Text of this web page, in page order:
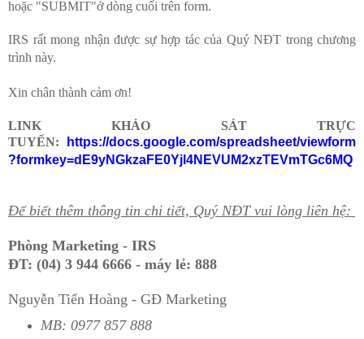
hoặc "SUBMIT"ở dòng cuối trên form.
IRS rất mong nhận được sự hợp tác của Quý NĐT trong chương
trình này.
Xin chân thành cảm ơn!
LINK KHẢO SÁT TRỰC
TUYẾN:
https://docs.google.com/spreadsheet/viewform
?formkey=dE9yNGkzaFE0Yjl4NEVUM2xzTEVmTGc6MQ
Để biết thêm thông tin chi tiết, Quý NĐT vui lòng liên hệ:
Phòng Marketing - IRS
ĐT: (04) 3 944 6666 - máy lẻ: 888
Nguyễn Tiến Hoàng - GĐ Marketing
MB: 0977 857 888